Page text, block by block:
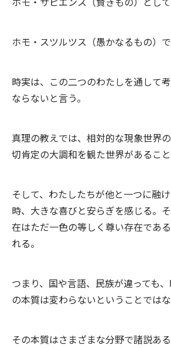
ホモ・スツルツス（愚かなるもの）で
時実は、この二つのわたしを通して
ならないと言う。
真理の教えでは、相対的な現象世界
切肯定の大調和を観た世界があること
そして、わたしたちが他と一つに融
時、大きな喜びと安らぎを感じる。
在はただ一色の等しく尊い存在であ
れる。
つまり、国や言語、民族が違っても
の本質は変わらないということではな
その本質はさまざまな分野で諸説あ